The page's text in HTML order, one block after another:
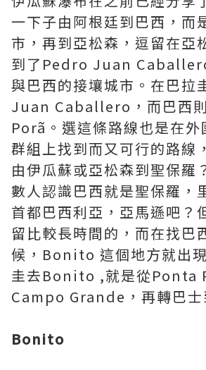
一下子由阿根廷到巴西，而
市，再到亞松森，逗留在亞
到了Pedro Juan
與巴西的接壤城市。在巴拉
Juan Caballero，而巴西
Porã。選這條路線也是在外
群組上找到而又可行的路線
由伊瓜蘇或亞松森到聖保羅
數人認識巴西就是聖保羅，
首都巴西利亞，亞馬遜吧？
留比較長時間的，而在找巴
候，Bonito 這個地方就出
圭去Bonito ,就是從Ponta
Campo Grande，再轉巴
Bonito